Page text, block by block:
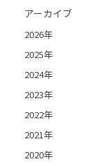
アーカイブ
2026年
2025年
2024年
2023年
2022年
2021年
2020年